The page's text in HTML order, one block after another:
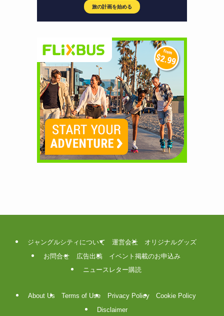
ジャングルシティについて 運営会社
オリジナルグッズ
お問合せ
広告出稿
イベント掲載のお申込み
ニュースレター購読
About Us Terms of Use Privacy Policy
Cookie Policy
Disclaimer